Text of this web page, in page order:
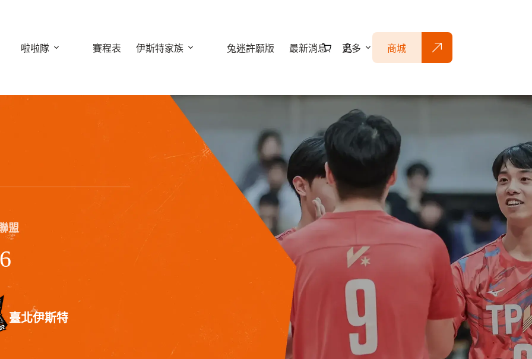
啦啦隊 賽程表 伊斯特家族 兔迷許願版 最新消息 更多
購
商城
盟
臺北伊斯特